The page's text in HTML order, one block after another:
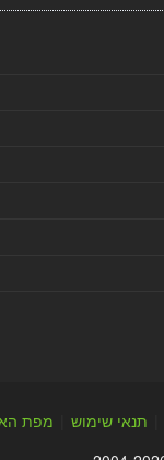
תנאי שימוש מפת